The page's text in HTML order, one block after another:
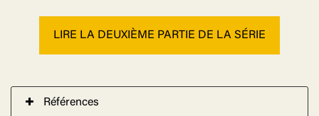
LIRE LA DEUXIÈME PARTIE DE LA SÉRIE
Références